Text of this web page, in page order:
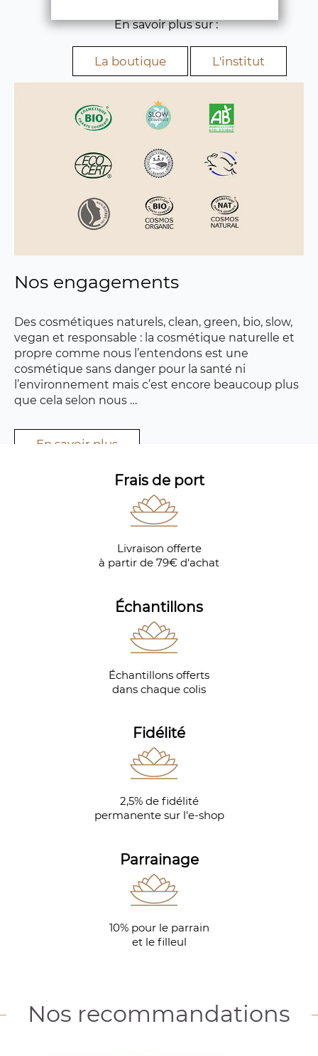
En savoir plus sur :
La boutique L'institut
Nos engagements
Des cosmétiques naturels, clean, green, bio, slow,
vegan et responsable : la cosmétique naturelle et
propre comme nous l’entendons est une
cosmétique sans danger pour la santé ni
l’environnement mais c’est encore beaucoup plus
que cela selon nous …
En savoir plus
Frais de port
Livraison offerte
à partir de 79€ d'achat
Échantillons
Échantillons offerts
dans chaque colis
Fidélité
2,5% de fidélité
permanente sur l'e-shop
Parrainage
10% pour le parrain
et le filleul
Nos recommandations